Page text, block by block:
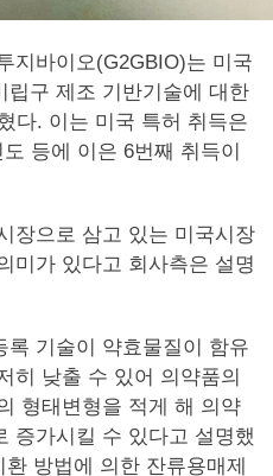
지바이오(G2GBIO)는 미국
립구 제조 기반기술에 대한
다. 이는 미국 특허 취득은
등에 이은 6번째 취득이
장으로 삼고 있는 미국시장
미가 있다고 회사측은 설명
록 기술이 약효물질이 함유
히 낮출 수 있어 의약품의
형태변형을 적게 해 의약
증가시킬 수 있다고 설명했
방법에 의한 잔류용매제